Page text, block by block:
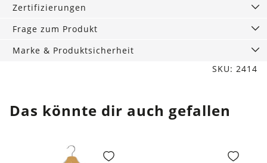
Zertifizierungen
Frage zum Produkt
Marke & Produktsicherheit
SKU: 2414
Das könnte dir auch gefallen